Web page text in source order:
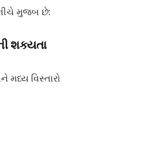
નીચે મુજબ છે:
શક્યતા
મધ્ય વિસ્તારો